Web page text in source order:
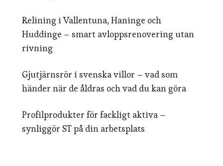
Relining i Vallentuna, Haninge och
Huddinge – smart avloppsrenovering utan
rivning
Gjutjärnsrör i svenska villor – vad som
händer när de åldras och vad du kan göra
Profilprodukter för fackligt aktiva –
synliggör ST på din arbetsplats